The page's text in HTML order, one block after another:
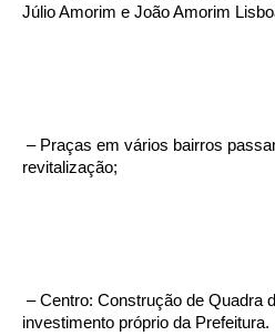
Júlio Amorim e João Amorim
– Praças em vários bairros
revitalização;
– Centro: Construção de Quadra
investimento próprio da Prefeitura.